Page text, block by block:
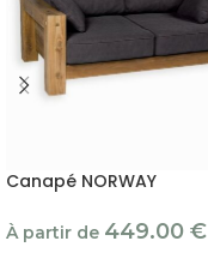
Canapé NORWAY
À partir de 449.00 €